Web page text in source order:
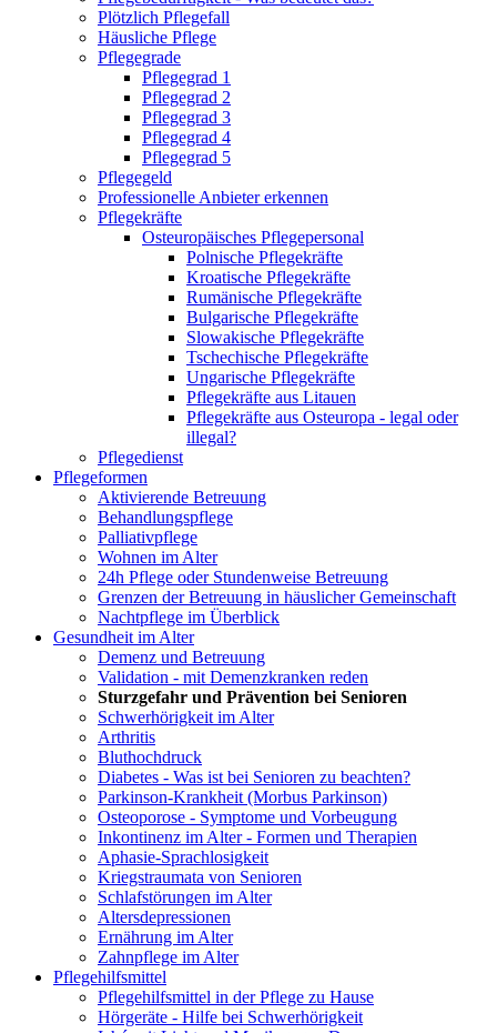
Plötzlich Pflegefall
Häusliche Pflege
Pflegegrade
Pflegegrad 1
Pflegegrad 2
Pflegegrad 3
Pflegegrad 4
Pflegegrad 5
Pflegegeld
Professionelle Anbieter erkennen
Pflegekräfte
Osteuropäisches Pflegepersonal
Polnische Pflegekräfte
Kroatische Pflegekräfte
Rumänische Pflegekräfte
Bulgarische Pflegekräfte
Slowakische Pflegekräfte
Tschechische Pflegekräfte
Ungarische Pflegekräfte
Pflegekräfte aus Litauen
Pflegekräfte aus Osteuropa - legal oder
illegal?
Pflegedienst
Pflegeformen
Aktivierende Betreuung
Behandlungspflege
Palliativpflege
Wohnen im Alter
24h Pflege oder Stundenweise Betreuung
Grenzen der Betreuung in häuslicher Gemeinschaft
Nachtpflege im Überblick
Gesundheit im Alter
Demenz und Betreuung
Validation - mit Demenzkranken reden
Sturzgefahr und Prävention bei Senioren
Schwerhörigkeit im Alter
Arthritis
Bluthochdruck
Diabetes - Was ist bei Senioren zu beachten?
Parkinson-Krankheit (Morbus Parkinson)
Osteoporose - Symptome und Vorbeugung
Inkontinenz im Alter - Formen und Therapien
Aphasie-Sprachlosigkeit
Kriegstraumata von Senioren
Schlafstörungen im Alter
Altersdepressionen
Ernährung im Alter
Zahnpflege im Alter
Pflegehilfsmittel
Pflegehilfsmittel in der Pflege zu Hause
Hörgeräte - Hilfe bei Schwerhörigkeit